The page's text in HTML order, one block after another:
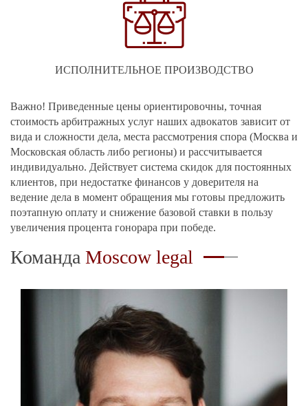
ИСПОЛНИТЕЛЬНОЕ ПРОИЗВОДСТВО
Важно! Приведенные цены ориентировочны, точная
стоимость арбитражных услуг наших адвокатов зависит от
вида и сложности дела, места рассмотрения спора (Москва и
Московская область либо регионы) и рассчитывается
индивидуально. Действует система скидок для постоянных
клиентов, при недостатке финансов у доверителя на
ведение дела в момент обращения мы готовы предложить
поэтапную оплату и снижение базовой ставки в пользу
увеличения процента гонорара при победе.
Команда Moscow legal